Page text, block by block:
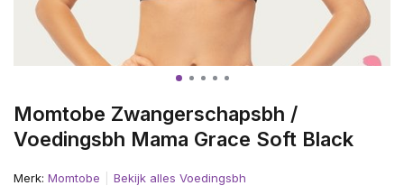
Momtobe Zwangerschapsbh /
Voedingsbh Mama Grace Soft Black
Merk: Momtobe Bekijk alles Voedingsbh